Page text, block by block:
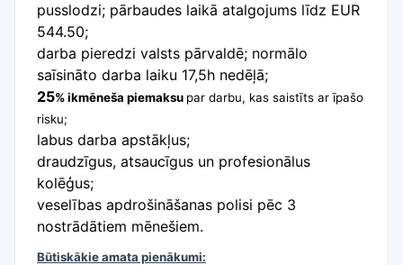
pusslodzi; pārbaudes laikā atalgojums līdz EUR
544.50;
darba pieredzi valsts pārvaldē; normālo
saīsināto darba laiku 17,5h nedēļā;
25% ikmēneša piemaksu par darbu, kas saistīts ar īpašo
risku;
labus darba apstākļus;
draudzīgus, atsaucīgus un profesionālus
kolēģus;
veselības apdrošināšanas polisi pēc 3
nostrādātiem mēnešiem.
Būtiskākie amata pienākumi: